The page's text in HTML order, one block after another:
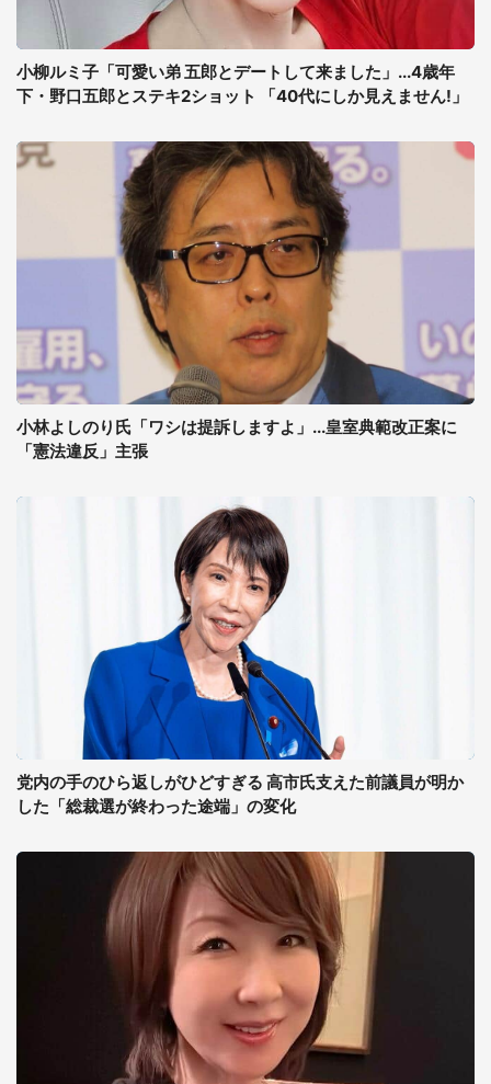
小柳ルミ子「可愛い弟 五郎とデートして来ました」...4歳年
下・野口五郎とステキ2ショット 「40代にしか見えません!」
小林よしのり氏「ワシは提訴しますよ」...皇室典範改正案に
「憲法違反」主張
党内の手のひら返しがひどすぎる 高市氏支えた前議員が明か
した「総裁選が終わった途端」の変化